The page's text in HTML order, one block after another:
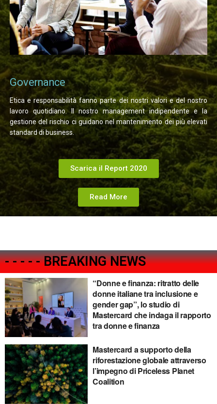
Governance
Etica e responsabilità fanno parte dei nostri valori e del nostro
lavoro quotidiano. Il nostro management indipendente e la
gestione del rischio ci guidano nel mantenimento dei più elevati
standard di business.
Scarica il Report 2020
Read More
- - - - - BREAKING NEWS
“Donne e finanza: ritratto delle
donne italiane tra inclusione e
gender gap”, lo studio di
Mastercard che indaga il rapporto
tra donne e finanza
Mastercard a supporto della
riforestazione globale attraverso
l’impegno di Priceless Planet
Coalition